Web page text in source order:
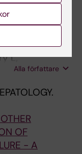
and LiMAx
L;
E; Gloor S;
Kern A;
C; Warner
Nagorney
Assinger A;
Alla författare
OF
- A